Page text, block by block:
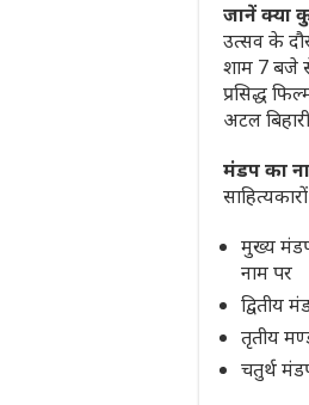
जानें क्या
उत्सव के
शाम 7 बजे
प्रसिद्ध
अटल
मंडप का
मुख्य
नाम पर
द्वितीय
तृतीय
चतुर्थ